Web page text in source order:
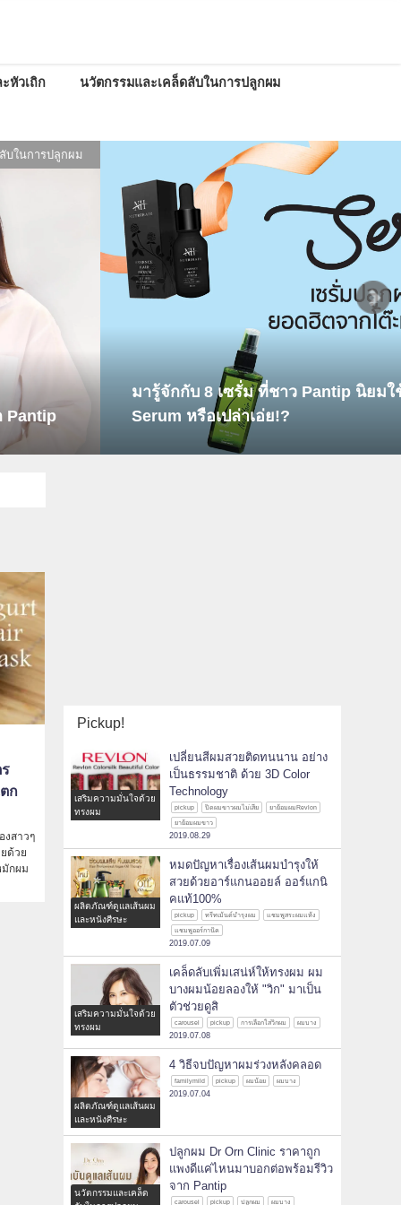
หัวเถิก นวัตกรรมและเคล็ดลับในการปลูกผม
เส้นผมและหนังศีรษะ
Hair
รวม 9 อันดับ คลินิกปลูกผมที่ชาว
ก
สาวๆ
ด้วย
กผม
Pickup!
เสริมความมั่นใจด้วย
ทรงผม
เปลี่ยนสีผมสวยติดทนนาน อย่าง
เป็นธรรมชาติ ด้วย 3D Color
Technology
pickup ปิดผมขาวผมไม่เสีย
ยาย้อมผมRevlon
ยาย้อมผมขาว
2019.08.29
ผลิตภัณฑ์ดูแลเส้นผม
และหนังศีรษะ
หมดปัญหาเรื่องเส้นผมบำรุงให้
สวยด้วยอาร์แกนออยล์ ออร์แกนิ
คแท้100%
pickup ทรีทเม้นต์บำรุงผม
แชมพูสระผมแห้ง
แชมพูออร์กานิค
2019.07.09
เสริมความมั่นใจด้วย
ทรงผม
เคล็ดลับเพิ่มเสน่ห์ให้ทรงผม ผม
บางผมน้อยลองให้ "วิก" มาเป็น
ตัวช่วยดูสิ
carousel pickup การเลือกใส่วิกผม ผมบาง
2019.07.08
ผลิตภัณฑ์ดูแลเส้นผม
และหนังศีรษะ
4 วิธีจบปัญหาผมร่วงหลังคลอด
familymild pickup ผมน้อย ผมบาง
2019.07.04
นวัตกรรมและเคล็ด
ปลูกผม Dr Orn Clinic ราคาถูก
แพงดีแค่ไหนมาบอกต่อพร้อมรีวิว
จาก Pantip
carousel pickup ปลูกผม ผมบาง